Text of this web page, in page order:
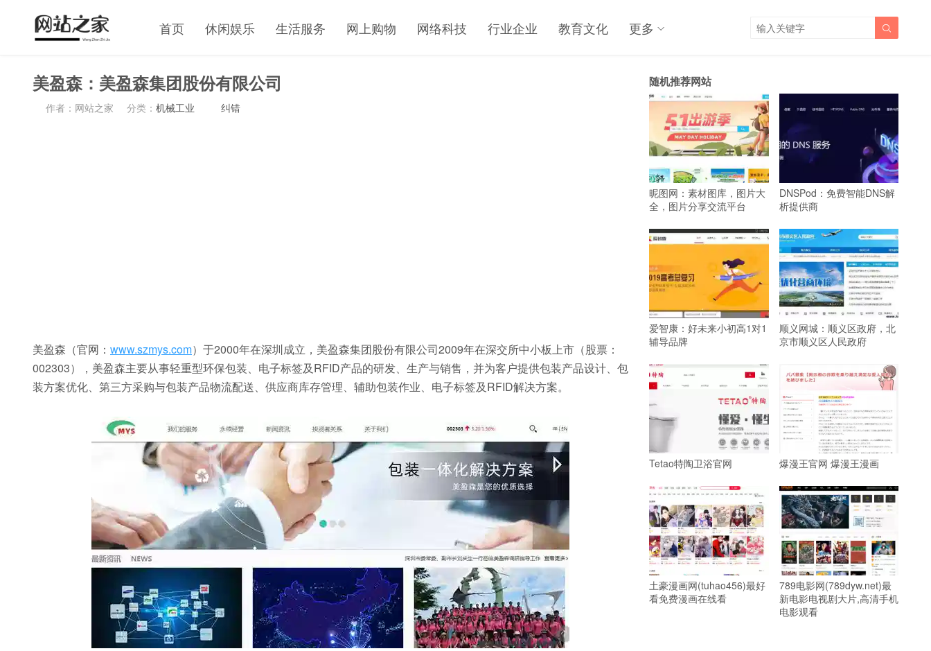
首页 休闲娱乐 生活服务 网上购物 网络科技 行业企业 教育文化 更多 
美盈森：美盈森集团股份有限公司
作者：网站之家 分类： 机械工业 纠错
美盈森（官网： www.szmys.com）于2000年在深圳成立，美盈森集团股份有限公司2009年在深交所中小板上市（股票：
002303），美盈森主要从事轻重型环保包装、电子标签及RFID产品的研发、生产与销售，并为客户提供包装产品设计、包
装方案优化、第三方采购与包装产品物流配送、供应商库存管理、辅助包装作业、电子标签及RFID解决方案。
随机推荐网站
昵图网：素材图库，图片大
全，图片分享交流平台
DNSPod：免费智能DNS解
析提供商
爱智康：好未来小初高1对1
辅导品牌
顺义网城：顺义区政府，北
京市顺义区人民政府
Tetao特陶卫浴官网 爆漫王官网 爆漫王漫画
土豪漫画网(tuhao456)最好
看免费漫画在线看
789电影网(789dyw.net)最
新电影电视剧大片,高清手机
电影观看